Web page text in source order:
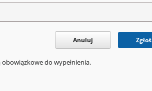
Anuluj Zgłoś
do wypełnienia.